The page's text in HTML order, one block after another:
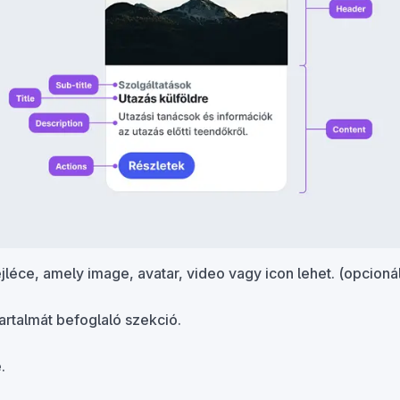
amely image, avatar, video vagy icon lehet.
befoglaló szekció.